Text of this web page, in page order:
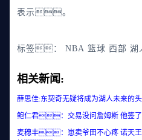
表示。
标签： NBA 篮球 西部 湖
相关新闻:
薛思佳:东契奇无疑将成为湖人未来的
鲍仁君：交易没问詹姆斯 他签了
麦穗丰：崽卖爷田不心疼 诺天王